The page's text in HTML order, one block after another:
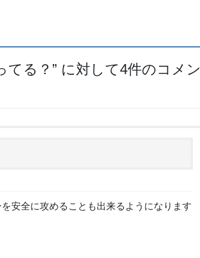
てる？ ” に対して4件のコメン
安全に攻めることも出来るようになります